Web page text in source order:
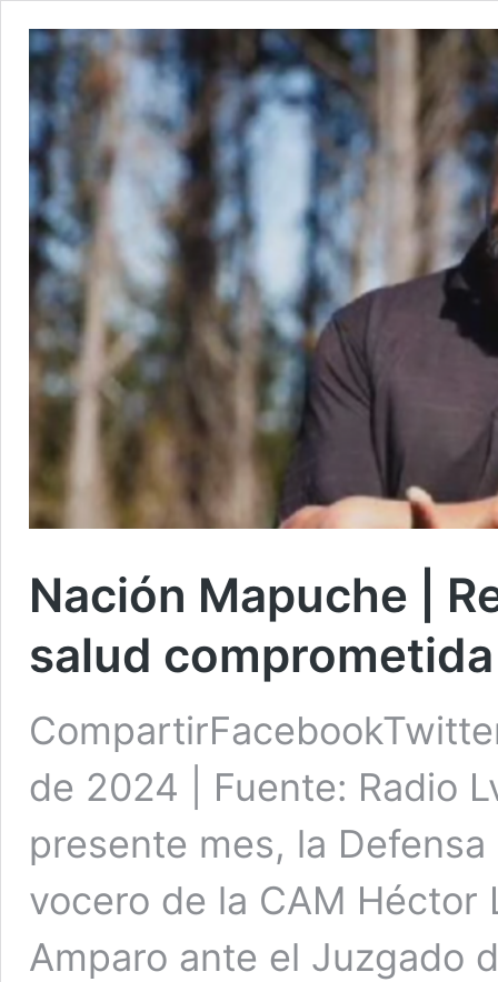
Nación Mapuche |
salud
de 2024 | Fuente: Radio
presente mes, la
vocero de la CAM Héctor
Amparo ante el Juzgado